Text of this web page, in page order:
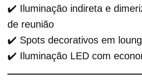
✔️ Iluminação indireta e
de reunião
✔️ Spots decorativos em
✔️ Iluminação LED com